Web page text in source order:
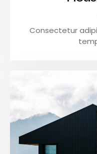
Consectetur